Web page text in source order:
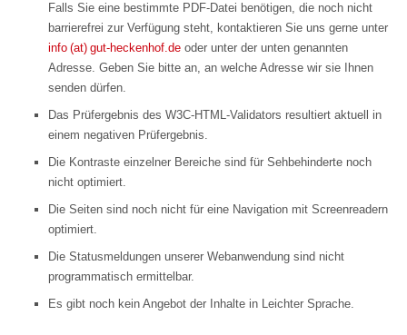
Falls Sie eine bestimmte PDF-Datei benötigen, die noch nicht
barrierefrei zur Verfügung steht, kontaktieren Sie uns gerne unter
info (at) gut-heckenhof.de oder unter der unten genannten
Adresse. Geben Sie bitte an, an welche Adresse wir sie Ihnen
senden dürfen.
Das Prüfergebnis des W3C-HTML-Validators resultiert aktuell in
einem negativen Prüfergebnis.
Die Kontraste einzelner Bereiche sind für Sehbehinderte noch
nicht optimiert.
Die Seiten sind noch nicht für eine Navigation mit Screenreadern
optimiert.
Die Statusmeldungen unserer Webanwendung sind nicht
programmatisch ermittelbar.
Es gibt noch kein Angebot der Inhalte in Leichter Sprache.